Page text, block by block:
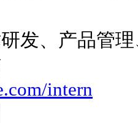
发、产品管
intern